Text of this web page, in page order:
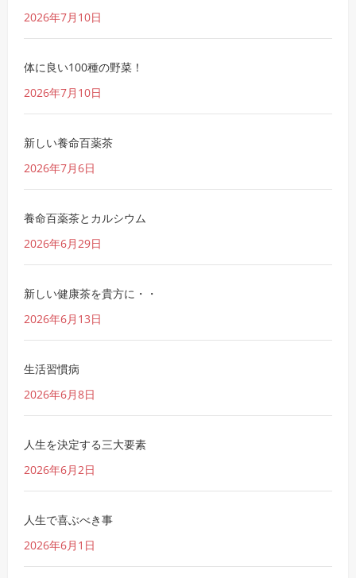
2026年7月10日
体に良い100種の野菜！
2026年7月10日
新しい養命百薬茶
2026年7月6日
養命百薬茶とカルシウム
2026年6月29日
新しい健康茶を貴方に・・
2026年6月13日
生活習慣病
2026年6月8日
人生を決定する三大要素
2026年6月2日
人生で喜ぶべき事
2026年6月1日